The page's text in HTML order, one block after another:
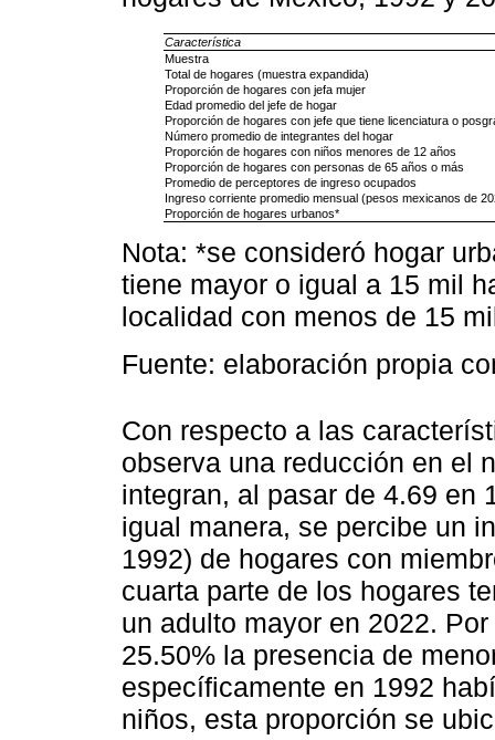
Característica
Muestra
Total de hogares (muestra expandida)
Proporción de hogares con jefa mujer
Edad promedio del jefe de hogar
Proporción de hogares con jefe que tiene licenciatura o
Número promedio de integrantes del hogar
Proporción de hogares con niños menores de 12 años
Proporción de hogares con personas de 65 años o más
Promedio de perceptores de ingreso ocupados
Ingreso corriente promedio mensual (pesos mexicanos de
Proporción de hogares urbanos*
Nota: *se consideró hogar
tiene mayor o igual a 15 mil
localidad con menos de 15
Fuente: elaboración propia
Con respecto a las
observa una reducción en el
integran, al pasar de 4.69 en
igual manera, se percibe un
1992) de hogares con
cuarta parte de los hogares
un adulto mayor en 2022.
25.50% la presencia de
específicamente en 1992
niños, esta proporción se